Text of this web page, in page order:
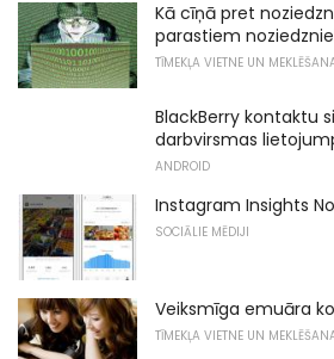
Kā cīņā pret
parastiem
TĪMEKĻA VIETNE UN
BlackBerry kontaktu
darbvirsmas
ANDROID
Instagram Insights
SOCIĀLIE MĒDIJI
Veiksmīga emuāra
TĪMEKĻA VIETNE UN